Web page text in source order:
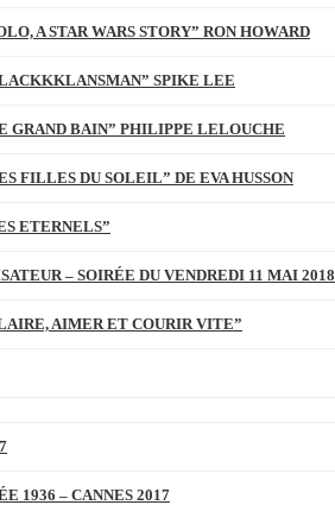
A STAR WARS STORY” RON HOWARD
SPIKE LEE
GRAND BAIN” PHILIPPE LELOUCHE
FILLES DU SOLEIL” DE EVA HUSSON
ETERNELS”
– SOIRÉE DU VENDREDI 11 MAI 2018
AIMER ET COURIR VITE”
1936 – CANNES 2017